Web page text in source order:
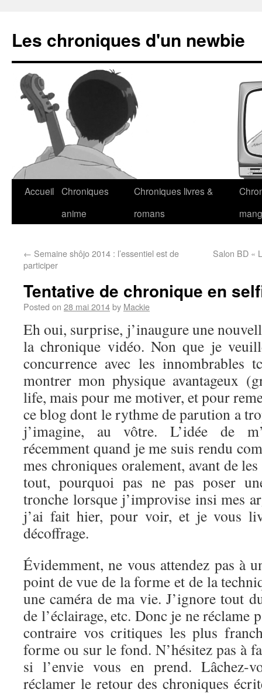
Les chroniques d'un newbie
Accueil Chroniques
anime
Chroniques livres &
romans
← Semaine shôjo 2014 : l’essentiel est de
participer
Salon BD «
Tentative de chronique en
Posted on 28 mai 2014by Mackie
Eh oui, surprise, j’inaugure une
la chronique vidéo. Non que je
concurrence avec les innombrables
montrer mon physique avantageux
life, mais pour me motiver, et pour
ce blog dont le rythme de parution a
j’imagine, au vôtre. L’idée de
récemment quand je me suis rendu
mes chroniques oralement, avant de
tout, pourquoi pas ne pas poser
tronche lorsque j’improvise insi mes
j’ai fait hier, pour voir, et je vous
décoffrage.
Évidemment, ne vous attendez pas à
point de vue de la forme et de la
une caméra de ma vie. J’ignore tout
de l’éclairage, etc. Donc je ne réclame
contraire vos critiques les plus
forme ou sur le fond. N’hésitez pas à
si l’envie vous en prend. Lâchez-
réclamer le retour des chroniques